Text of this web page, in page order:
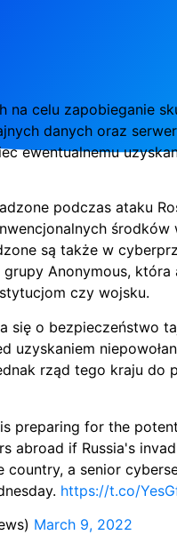
na celu zapobieganie
danych oraz
ewentualnemu
podczas ataku
środków
są także w
Anonymous, która
czy wojsku.
się o bezpieczeństwo
uzyskaniem
rząd tego kraju do
preparing for the
abroad if Russia's
country, a senior
https://t.co/
March 9, 2022